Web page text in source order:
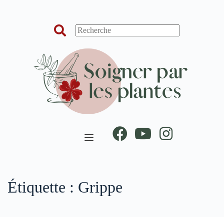
Étiquette : Grippe